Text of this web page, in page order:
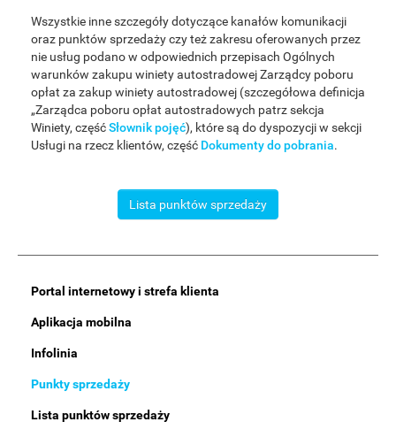
Wszystkie inne szczegóły dotyczące kanałów komunikacji
oraz punktów sprzedaży czy też zakresu oferowanych przez
nie usług podano w odpowiednich przepisach Ogólnych
warunków zakupu winiety autostradowej Zarządcy poboru
opłat za zakup winiety autostradowej (szczegółowa definicja
„Zarządca poboru opłat autostradowych patrz sekcja
Winiety, częśćSłownik pojęć), które są do dyspozycji w sekcji
Usługi na rzecz klientów, część Dokumenty do pobrania.
Lista punktów sprzedaży
Main
Portal internetowy i strefa klienta
Aplikacja mobilna
Infolinia
Punkty sprzedaży
Lista punktów sprzedaży